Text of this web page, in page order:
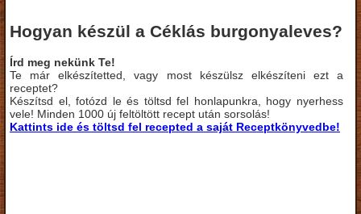
Hogyan készül a Céklás burgonyaleves?
Írd meg nekünk Te!
Te már elkészítetted, vagy most készülsz elkészíteni ezt a
receptet?
Készítsd el, fotózd le és töltsd fel honlapunkra, hogy nyerhess
vele! Minden 1000 új feltöltött recept után sorsolás!
Kattints ide és töltsd fel recepted a saját Receptkönyvedbe!